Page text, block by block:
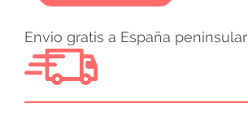
Envio gratis a España peninsular